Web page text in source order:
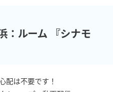
：ルーム 『シナモ
配は不要です！